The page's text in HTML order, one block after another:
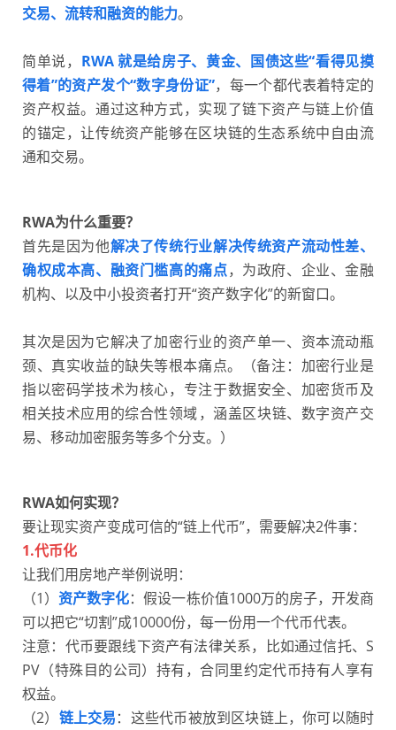
交易、流转和融资的能力。
简单说， RWA 就是给房子、黄金、国债这些“看得见摸
得着”的资产发个“数字身份证”，每一个都代表着特定的
资产权益。通过这种方式，实现了链下资产与链上价值
的锚定，让传统资产能够在区块链的生态系统中自由流
通和交易。
RWA为什么重要？
首先是因为他解决了传统行业解决传统资产流动性差、
确权成本高、融资门槛高的痛点，为政府、企业、金融
机构、以及中小投资者打开“资产数字化”的新窗口。
其次是因为它解决了加密行业的资产单一、资本流动瓶
颈、真实收益的缺失等根本痛点。
（备注：‌加密行业是
指以密码学技术为核心，专注于数据安全、加密货币及
相关技术应用的综合性领域‌，涵盖区块链、数字资产交
易、移动加密服务等多个分支。）
RWA如何实现？
要让现实资产变成可信的“链上代币”，需要解决2件事：
1.代币化
让我们用房地产举例说明：
（1）资产数字化：假设一栋价值1000万的房子，开发商
可以把它“切割”成10000份，每一份用一个代币代表。
注意：代币要跟线下资产有法律关系，比如通过信托、S
PV（特殊目的公司）持有，合同里约定代币持有人享有
权益。
（2） 链上交易：这些代币被放到区块链上，你可以随时